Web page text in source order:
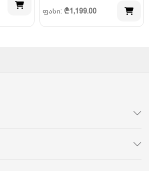
ფასი: ₾1,199.00